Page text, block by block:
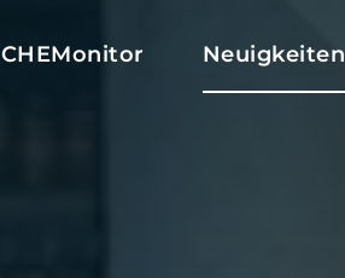
CHEMonitor Neuigkeiten